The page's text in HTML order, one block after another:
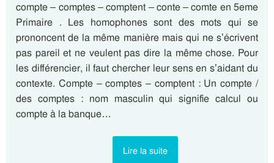
compte – comptes – comptent – conte – comte en 5eme
Primaire . Les homophones sont des mots qui se
prononcent de la même manière mais qui ne s’écrivent
pas pareil et ne veulent pas dire la même chose. Pour
les différencier, il faut chercher leur sens en s’aidant du
contexte. Compte – comptes – comptent : Un compte /
des comptes : nom masculin qui signifie calcul ou
compte à la banque…
Lire la suite